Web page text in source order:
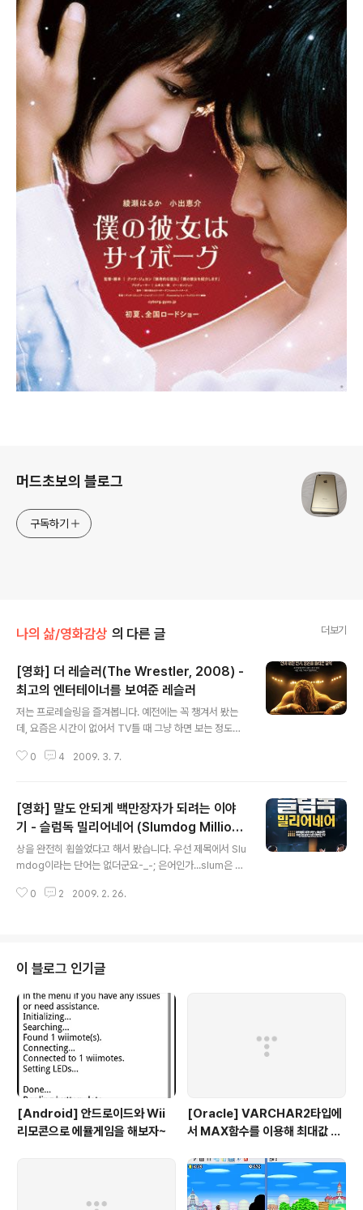
머드초보의 블로그
구독하기
나의 삶/영화감상 의 다른 글 더보기
[영화] 더 레슬러(The Wrestler, 2008) -
최고의 엔터테이너를 보여준 레슬러
저는 프로레슬링을 즐겨봅니다. 예전에는 꼭 챙겨서 봤는
데, 요즘은 시간이 없어서 TV틀 때 그냥 하면 보는 정도입
죠^^ 저는 제프하디의 팬입니다만, 데뷔 10여년만에 처음
시기가 오는군요-_-; 또 이야기가 샜군요. 줄거리 신이 내
린 연기, 영혼을 울리는 걸작 오직 링에서만이 나를 느낄 수
있다 사랑, 고통, 그리고 영광까지도...현 란한 테크닉과 무
대 매너로 80년대를 주름잡은 최고의 스타 레슬러 ‘랜디
“더 램” 로빈슨’(미키 루크). 20년이 지난 지금, 심장이상
을 이유로 평생의 꿈과 열정을 쏟아냈던 링을 떠나 식료품
0 4 2009. 3. 7.
[영화] 말도 안되게 백만장자가 되려는 이야
기 - 슬럼독 밀리어네어 (Slumdog Milliona
ire, 2008)
상을 완전히 휩쓸었다고 해서 봤습니다. 우선 제목에서 Slu
mdog이라는 단어는 없더군요-_-; 은어인가...slum은 빈
닌 듯 합니다. millionaire는 백만장자라는 뜻이군요. 네이
없이 본거라... 보니까 미국영화도 아닌 것 같네요. 제작은
영국에서 하고, 인도배우를 쓴 경우인 듯 합니다. 줄거리 빈
민가 출신의 18살 고아 자말은 거액의 상금이 걸려있는 ‘누
가 백만장자가 되고 싶은가’라는 최고 인기 퀴즈쇼에 참가
한다. 처음 모두에게 무시당하던 자말은 예상을 깨고 최종..
0 2 2009. 2. 26.
이 블로그 인기글
[Android] 안드로이드와 Wii
리모콘으로 에뮬게임을 해보자~
[Oracle] VARCHAR2타입에
서 MAX함수를 이용해 최대값 뽑